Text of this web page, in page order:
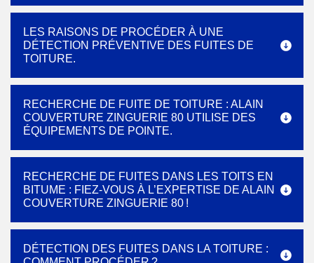
LES RAISONS DE PROCÉDER À UNE
DÉTECTION PRÉVENTIVE DES FUITES DE
TOITURE.
RECHERCHE DE FUITE DE TOITURE : ALAIN
COUVERTURE ZINGUERIE 80 UTILISE DES
ÉQUIPEMENTS DE POINTE.
RECHERCHE DE FUITES DANS LES TOITS EN
BITUME : FIEZ-VOUS À L’EXPERTISE DE ALAIN
COUVERTURE ZINGUERIE 80 !
DÉTECTION DES FUITES DANS LA TOITURE :